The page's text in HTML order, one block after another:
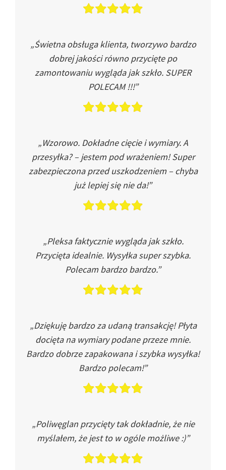
„Świetna obsługa klienta, tworzywo bardzo
dobrej jakości równo przycięte po
zamontowaniu wygląda jak szkło. SUPER
POLECAM !!!”
„Wzorowo. Dokładne cięcie i wymiary. A
przesyłka? – jestem pod wrażeniem! Super
zabezpieczona przed uszkodzeniem – chyba
już lepiej się nie da!”
„Pleksa faktycznie wygląda jak szkło.
Przycięta idealnie. Wysyłka super szybka.
Polecam bardzo bardzo.”
„Dziękuję bardzo za udaną transakcję! Płyta
docięta na wymiary podane przeze mnie.
Bardzo dobrze zapakowana i szybka wysyłka!
Bardzo polecam!”
„Poliwęglan przycięty tak dokładnie, że nie
myślałem, że jest to w ogóle możliwe :)”